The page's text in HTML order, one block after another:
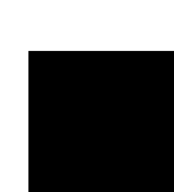
Odtwarzacz